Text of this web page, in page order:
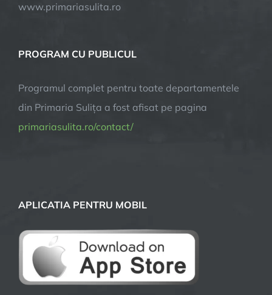
www.primariasulita.ro
PROGRAM CU PUBLICUL
Programul complet pentru toate departamentele
din Primaria Sulița a fost afisat pe pagina
primariasulita.ro/contact/
APLICATIA PENTRU MOBIL